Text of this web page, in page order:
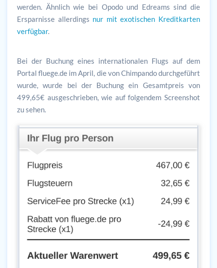
werden. Ähnlich wie bei Opodo und Edreams sind die
Ersparnisse allerdings nur mit exotischen Kreditkarten
verfügbar.
Bei der Buchung eines internationalen Flugs auf dem
Portal fluege.de im April, die von Chimpando durchgeführt
wurde, wurde bei der Buchung ein Gesamtpreis von
499,65€ ausgeschrieben, wie auf folgendem Screenshot
zu sehen.